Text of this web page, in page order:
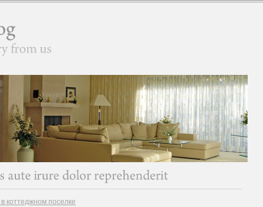
коттеджном поселке